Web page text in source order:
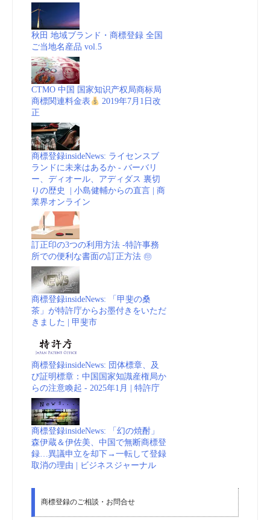
秋田 地域ブランド・商標登録 全国
ご当地名産品 vol.5
CTMO 中国 国家知识产权局商标局
商標関連料金表
2019年7月1日改
正
商標登録insideNews: ライセンスブ
ランドに未来はあるか - バーバリ
ー、ディオール、アディダス 裏切
りの歴史 | 小島健輔からの直言 | 商
業界オンライン
訂正印の3つの利用方法 -特許事務
所での便利な書面の訂正方法 ㊞
商標登録insideNews: 「甲斐の桑
茶」が特許庁からお墨付きをいただ
きました | 甲斐市
商標登録insideNews: 団体標章、及
び証明標章：中国国家知識産権局か
らの注意喚起 - 2025年1月 | 特許庁
商標登録insideNews: 「幻の焼酎」
森伊蔵＆伊佐美、中国で無断商標登
録…異議申立を却下→一転して登録
取消の理由 | ビジネスジャーナル
商標登録のご相談・お問合せ